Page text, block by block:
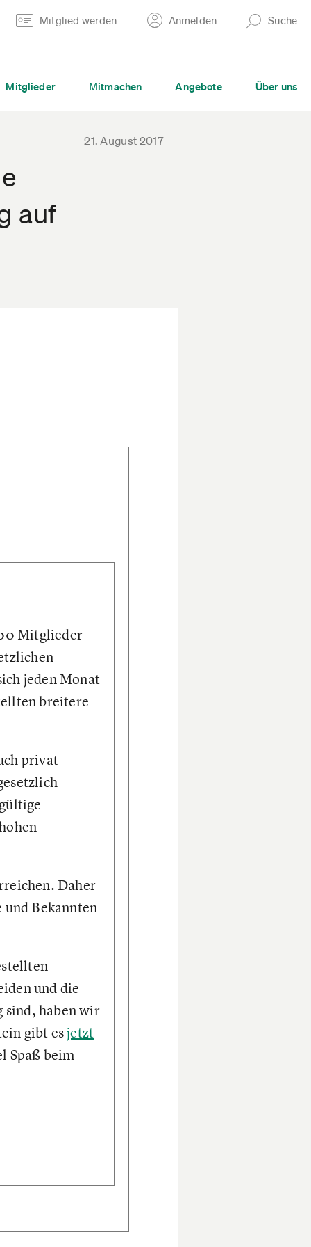
Mitglied werden Anmelden Suche
Mitglieder Mitmachen Angebote Über uns
auf
21. August 2017
Mitglieder
jeden Monat
breitere
privat
Daher
Bekannten
und die
sind, haben wir
gibt esjetzt
Spaß beim